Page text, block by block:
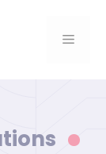
Menu